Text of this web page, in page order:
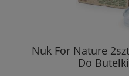
Nuk For Nature
Do